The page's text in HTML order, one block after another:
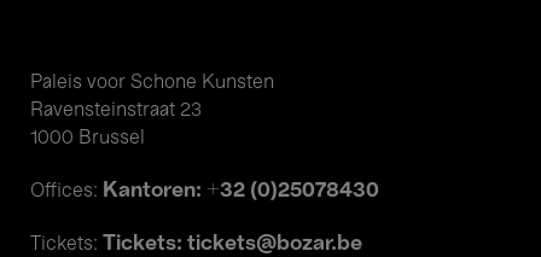
Paleis voor Schone Kunsten
Ravensteinstraat 23
1000 Brussel
Offices: Kantoren: +32 (0)25078430
Tickets: Tickets: tickets@bozar.be